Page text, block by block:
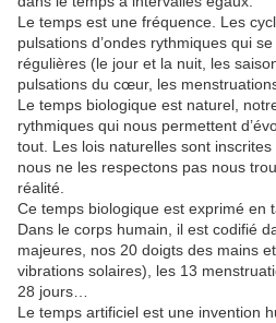
Le temps est une fréquence. Les
pulsations d’ondes rythmiques qui
régulières (le jour et la nuit, les
pulsations du cœur, les
Le temps biologique est naturel,
rythmiques qui nous permettent
tout. Les lois naturelles sont
nous ne les respectons pas nous
réalité.
Ce temps biologique est exprimé en
Dans le corps humain, il est codifié
majeures, nos 20 doigts des mains
vibrations solaires), les 13
28 jours…
Le temps artificiel est une invention